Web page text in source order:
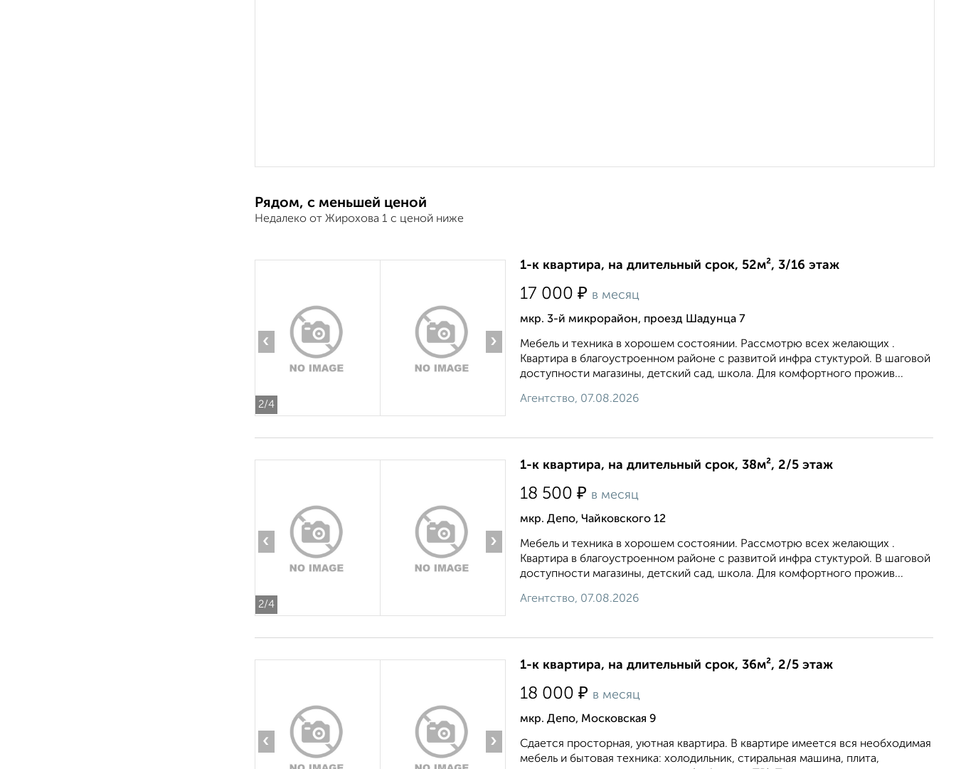
Рядом, с меньшей ценой
Недалеко от Жирохова 1 с ценой ниже
2/4
‹ ›
1-к квартира, на длительный срок, 52м², 3/16 этаж
17 000 ₽ в месяц
мкр. 3-й микрорайон, проезд Шадунца 7
Мебель и техника в хорошем состоянии. Рассмотрю всех желающих .
Квартира в благоустроенном районе с развитой инфра стуктурой. В шаговой
доступности магазины, детский сад, школа. Для комфортного прожив...
Агентство, 07.08.2026
2/4
‹ ›
1-к квартира, на длительный срок, 38м², 2/5 этаж
18 500 ₽ в месяц
мкр. Депо, Чайковского 12
Мебель и техника в хорошем состоянии. Рассмотрю всех желающих .
Квартира в благоустроенном районе с развитой инфра стуктурой. В шаговой
доступности магазины, детский сад, школа. Для комфортного прожив...
Агентство, 07.08.2026
‹ ›
1-к квартира, на длительный срок, 36м², 2/5 этаж
18 000 ₽ в месяц
мкр. Депо, Московская 9
Сдается просторная, уютная квартира. В квартире имеется вся необходимая
мебель и бытовая техника: холодильник, стиральная машина, плита,